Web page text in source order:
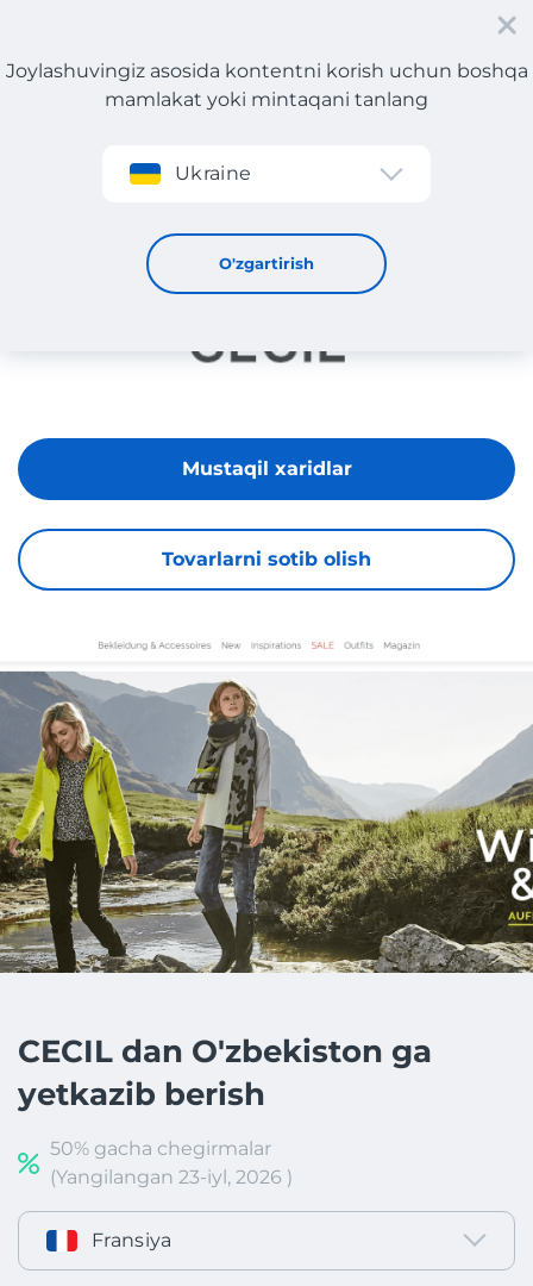
Roʻyxatdan oʻtish
Joylashuvingiz asosida kontentni korish uchun boshqa
mamlakat yoki mintaqani tanlang
Ukraine
O'zgartirish
CECIL
Tovarlarni sotib olish
Mustaqil xaridlar
CECIL dan O'zbekiston ga
yetkazib berish
50% gacha chegirmalar
(Yangilangan 23-iyl, 2026 )
Fransiya